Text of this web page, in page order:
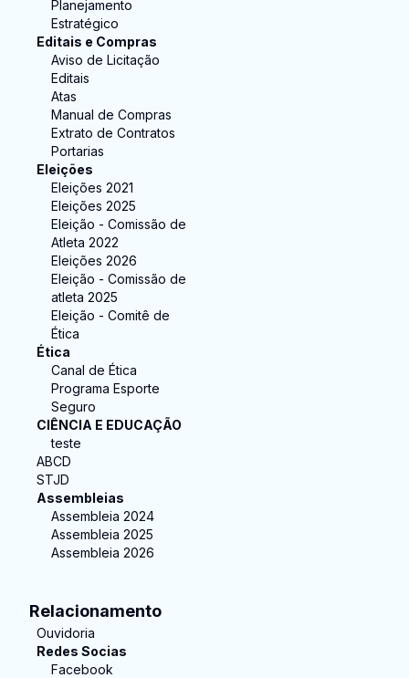
Planejamento
Estratégico
Editais e Compras
Aviso de Licitação
Editais
Atas
Manual de Compras
Extrato de Contratos
Portarias
Eleições
Eleições 2021
Eleições 2025
Eleição - Comissão de
Atleta 2022
Eleições 2026
Eleição - Comissão de
atleta 2025
Eleição - Comitê de
Ética
Ética
Canal de Ética
Programa Esporte
Seguro
CIÊNCIA E EDUCAÇÃO
teste
ABCD
STJD
Assembleias
Assembleia 2024
Assembleia 2025
Assembleia 2026
Relacionamento
Ouvidoria
Redes Socias
Facebook